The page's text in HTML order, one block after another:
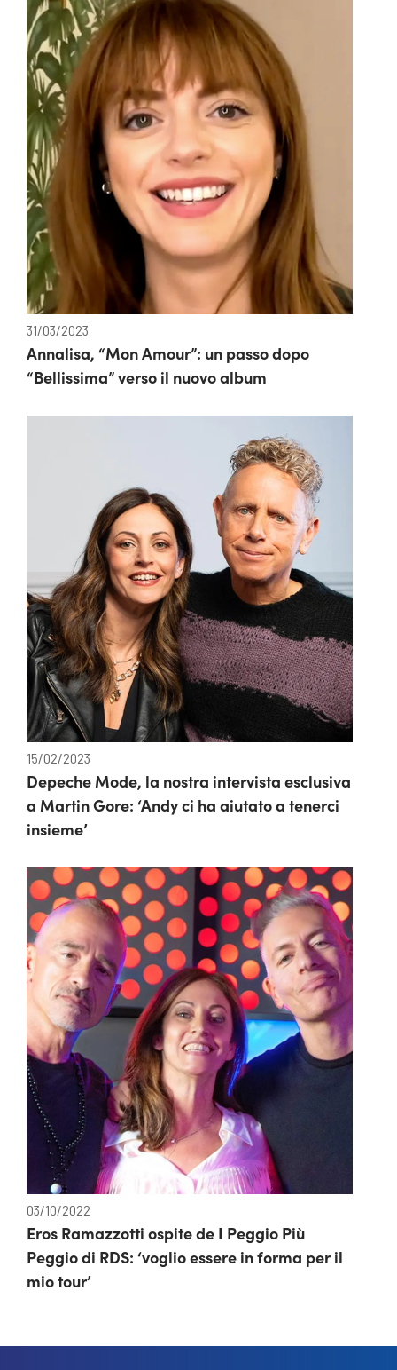
31/03/2023
Annalisa, “Mon Amour”: un passo dopo
“Bellissima” verso il nuovo album
15/02/2023
Depeche Mode, la nostra intervista esclusiva
a Martin Gore: ‘Andy ci ha aiutato a tenerci
insieme’
03/10/2022
Eros Ramazzotti ospite de I Peggio Più
Peggio di RDS: ‘voglio essere in forma per il
mio tour’